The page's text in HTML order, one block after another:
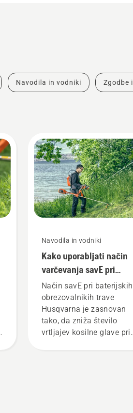
Navodila in vodniki Zgodbe
Navodila in vodniki
Kako uporabljati način
varčevanja savE pri
baterijskem
trave
Način savE pri baterijskih
obrezovalnikih trave
Husqvarna je zasnovan
tako, da zniža število
vrtljajev kosilne glave pri